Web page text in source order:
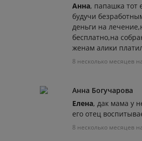
Анна, папашка тот
будучи
деньги на
бесплатно,на
женам алики
8 несколько месяцев
Анна Богучарова
Елена, дак мама у
его отец
8 несколько месяцев